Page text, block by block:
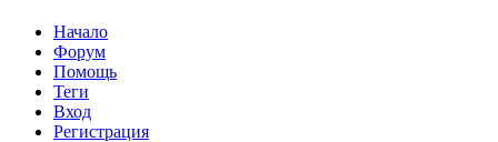
Начало
Форум
Помощь
Теги
Вход
Регистрация